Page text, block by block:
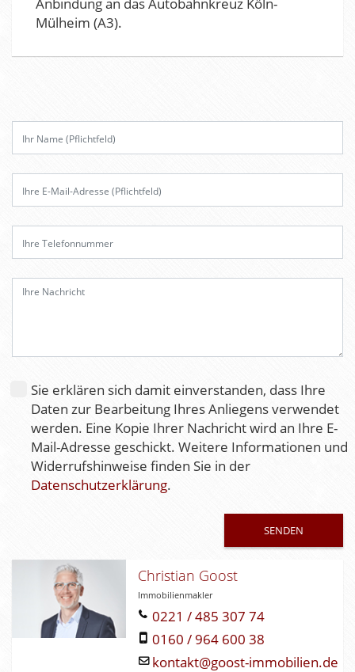
Mülheim (A3).
B
t
t
l
a
Sie erklären sich damit einverstanden, dass Ihre
Daten zur Bearbeitung Ihres Anliegens verwendet
werden. Eine Kopie Ihrer Nachricht wird an Ihre E-
Mail-Adresse geschickt. Weitere Informationen und
Widerrufshinweise finden Sie in der
Datenschutzerklärung.
Christian Goost
Immobilienmakler
0221 / 485 307 74
0160 / 964 600 38
kontakt@goost-immobilien.de